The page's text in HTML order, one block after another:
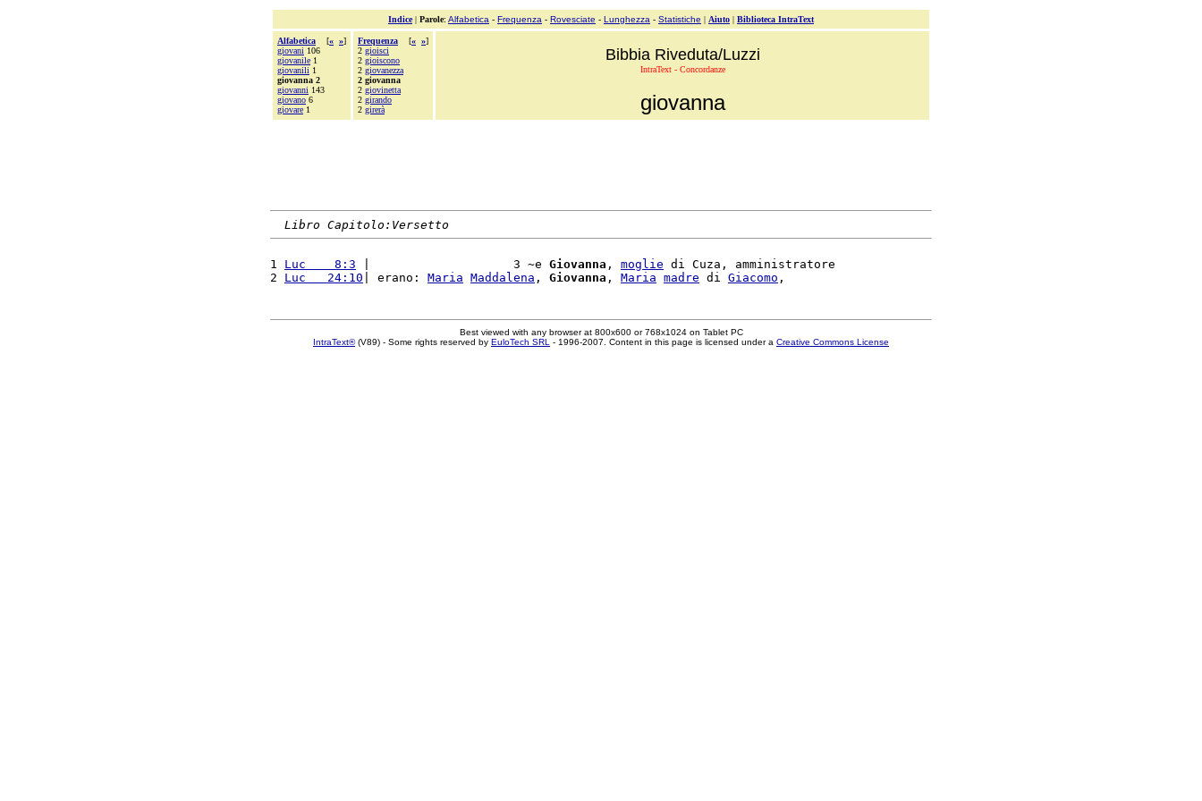
Indice| Parole: Alfabetica - Frequenza - Rovesciate - Lunghezza - Statistiche | Aiuto | Biblioteca IntraText
Alfabetica [« »]
giovani 106
giovanile 1
giovanili 1
giovanna 2
giovanni 143
giovano 6
giovare 1
Frequenza [« »]
2 gioisci
2 gioiscono
2 giovanezza
2 giovanna
2 giovinetta
2 girando
2 girerà
Bibbia Riveduta/Luzzi
IntraText - Concordanze
giovanna
Libro Capitolo:Versetto
1 Luc    8:3 |                    3 ~e Giovanna , moglie di Cuza, amministratore
2 Luc   24:10 | erano: Maria Maddalena , Giovanna , Maria madre di Giacomo
Best viewed with any browser at 800x600 or 768x1024 on Tablet PC
IntraText®(V89) - Some rights reserved by EuloTech SRL - 1996-2007. Content in this page is licensed under a Creative Commons License